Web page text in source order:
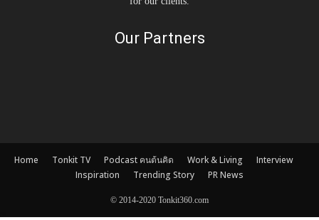
Our Partners
Home Tonkit TV Podcast คนต้นคิด Work & Living
Interview
Inspiration
Trending Story PR News
© 2014-2020 Tonkit360.com